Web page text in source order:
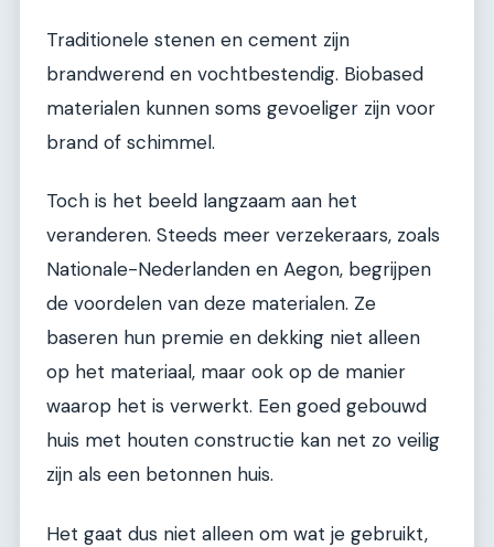
Traditionele stenen en cement zijn
brandwerend en vochtbestendig. Biobased
materialen kunnen soms gevoeliger zijn voor
brand of schimmel.
Toch is het beeld langzaam aan het
veranderen. Steeds meer verzekeraars, zoals
Nationale-Nederlanden en Aegon, begrijpen
de voordelen van deze materialen. Ze
baseren hun premie en dekking niet alleen
op het materiaal, maar ook op de manier
waarop het is verwerkt. Een goed gebouwd
huis met houten constructie kan net zo veilig
zijn als een betonnen huis.
Het gaat dus niet alleen om wat je gebruikt,